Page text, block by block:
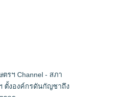
ตรฯ Channel - สภา
ตั้งองค์กรดันกัญชาถึง